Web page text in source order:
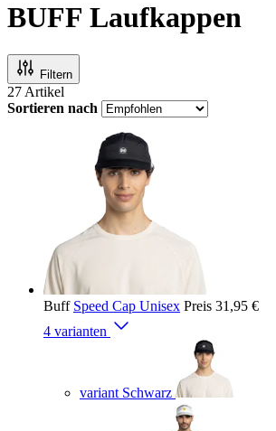
BUFF Laufkappen
Filtern
27 Artikel
Sortieren nach
Buff Speed Cap Unisex Preis 31,95 €
4 varianten
variant Schwarz